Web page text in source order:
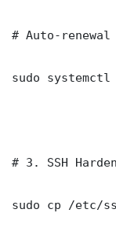
# Auto-renewal
sudo
# 3. SSH
sudo cp /etc/